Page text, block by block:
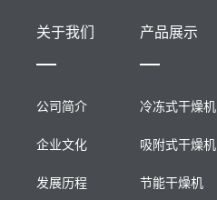
关于我们
公司简介
企业文化
发展历程
产品展示
冷冻式干燥机
吸附式干燥机
节能干燥机